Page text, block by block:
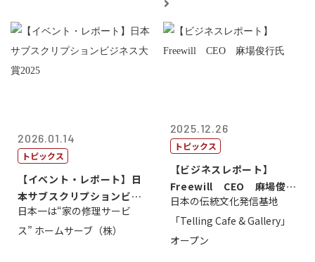
2026.01.14
トピックス
【イベント・レポート】日
本サブスクリプションビジ
ネス大賞20...
日本一は“家の修理サービ
ス” ホームサーブ（株）
2025.12.26
トピックス
【ビジネスレポート】
Freewill CEO 麻場俊行
氏
日本の伝統文化発信基地
「Telling Cafe & Gallery」
オープン